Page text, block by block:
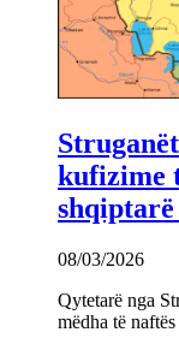
kufizime
08/03/2026
Qytetarë nga
mëdha të